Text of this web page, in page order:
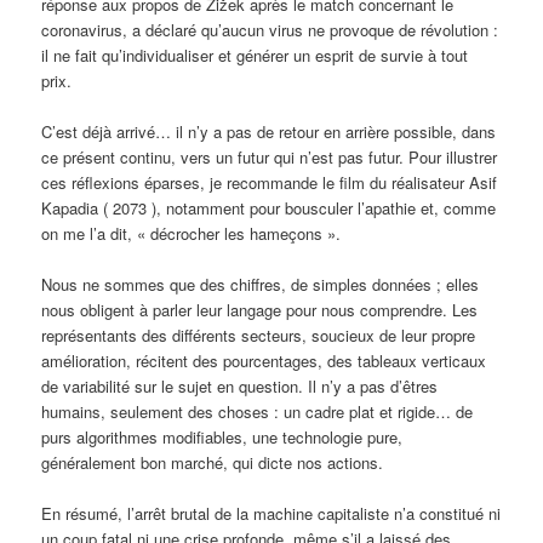
coronavirus, a déclaré qu’aucun virus ne provoque de révolution :
il ne fait qu’individualiser et générer un esprit de survie à tout
prix.
C’est déjà arrivé… il n’y a pas de retour en arrière possible, dans
ce présent continu, vers un futur qui n’est pas futur. Pour illustrer
ces réflexions éparses, je recommande le film du réalisateur Asif
Kapadia ( 2073 ), notamment pour bousculer l’apathie et, comme
on me l’a dit, « décrocher les hameçons ».
Nous ne sommes que des chiffres, de simples données ; elles
nous obligent à parler leur langage pour nous comprendre. Les
représentants des différents secteurs, soucieux de leur propre
amélioration, récitent des pourcentages, des tableaux verticaux
de variabilité sur le sujet en question. Il n’y a pas d’êtres
humains, seulement des choses : un cadre plat et rigide… de
purs algorithmes modifiables, une technologie pure,
généralement bon marché, qui dicte nos actions.
En résumé, l’arrêt brutal de la machine capitaliste n’a constitué ni